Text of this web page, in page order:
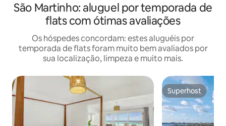
São Martinho: aluguel por temporada de
flats com ótimas avaliações
Os hóspedes concordam: estes aluguéis por
temporada de flats foram muito bem avaliados por
sua localização, limpeza e muito mais.
Superhost
Superhost